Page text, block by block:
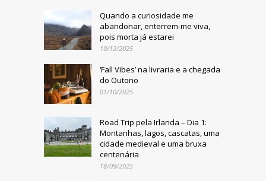
Quando a curiosidade me
abandonar, enterrem-me viva,
pois morta já estarei
10/12/2025
‘Fall Vibes’ na livraria e a chegada
do Outono
01/10/2025
Road Trip pela Irlanda – Dia 1:
Montanhas, lagos, cascatas, uma
cidade medieval e uma bruxa
centenária
18/09/2025